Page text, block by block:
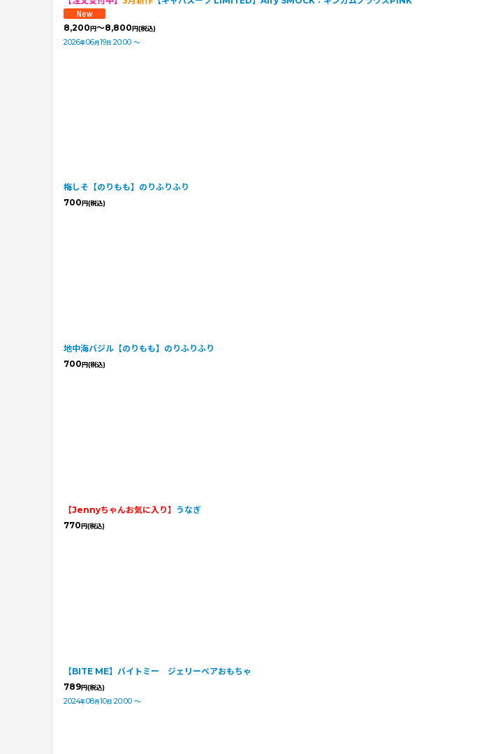
8,200 円～8,800 円(税込)
2026年06月19日 20:00 ～
梅しそ【のりもも】のりふりふり
700 円(税込)
地中海バジル【のりもも】のりふりふり
700 円(税込)
【Jennyちゃんお気に入り】 うなぎ
770 円(税込)
【BITE ME】バイトミー ジェリーベアおもちゃ
789円(税込)
2024年08月10日 20:00 ～